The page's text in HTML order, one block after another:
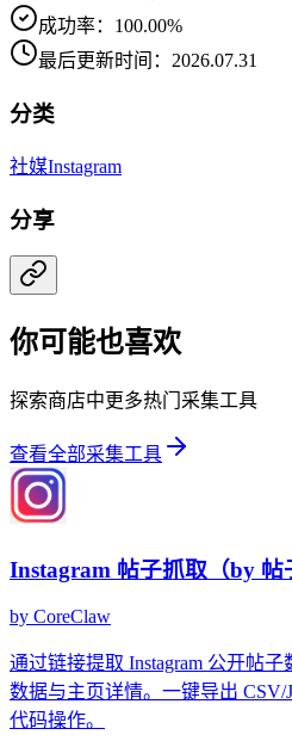
成功率：100.00%
最后更新时间：2026.07.31
分类
社媒Instagram
分享
你可能也喜欢
探索商店中更多热门采集工具
查看全部采集工具
Instagram 帖子抓取（by 帖
by CoreClaw
通过链接提取 Instagram 公开帖
数据与主页详情。一键导出
代码操作。